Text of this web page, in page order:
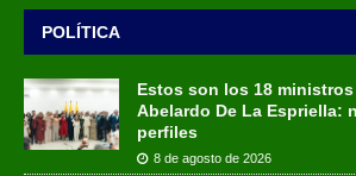
POLÍTICA
Estos son los 18
Abelardo De La Espriella:
perfiles
8 de agosto de 2026